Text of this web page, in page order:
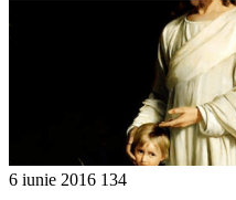
6 iunie 2016 134